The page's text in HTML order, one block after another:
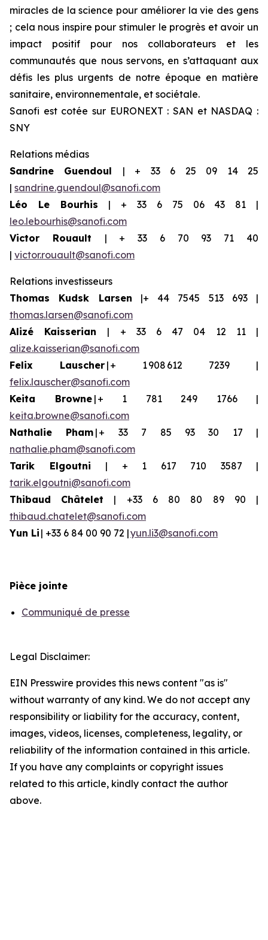
miracles de la science pour améliorer la vie des gens
; cela nous inspire pour stimuler le progrès et avoir un
impact positif pour nos collaborateurs et les
communautés que nous servons, en s’attaquant aux
défis les plus urgents de notre époque en matière
sanitaire, environnementale, et sociétale.
Sanofi est cotée sur EURONEXT : SAN et NASDAQ :
SNY
Relations médias
Sandrine Guendoul | + 33 6 25 09 14 25
| sandrine.guendoul@sanofi.com
Léo Le Bourhis | + 33 6 75 06 43 81 |
leo.lebourhis@sanofi.com
Victor Rouault | + 33 6 70 93 71 40
| victor.rouault@sanofi.com
Relations investisseurs
Thomas Kudsk Larsen |+ 44 7545 513 693 |
thomas.larsen@sanofi.com
Alizé Kaisserian | + 33 6 47 04 12 11 |
alize.kaisserian@sanofi.com
Felix Lauscher | + 1 908 612 7239 |
felix.lauscher@sanofi.com
Keita Browne | + 1 781 249 1766 |
keita.browne@sanofi.com
Nathalie Pham | + 33 7 85 93 30 17 |
nathalie.pham@sanofi.com
Tarik Elgoutni | + 1 617 710 3587 |
tarik.elgoutni@sanofi.com
Thibaud
Châtelet | +33 6 80 80 89 90 |
thibaud.chatelet@sanofi.com
Yun Li | +33 6 84 00 90 72 |yun.li3@sanofi.com
Pièce jointe
Communiqué de presse
Legal Disclaimer:
EIN Presswire provides this news content "as is"
without warranty of any kind. We do not accept any
responsibility or liability for the accuracy, content,
images, videos, licenses, completeness, legality, or
reliability of the information contained in this article.
If you have any complaints or copyright issues
related to this article, kindly contact the author
above.